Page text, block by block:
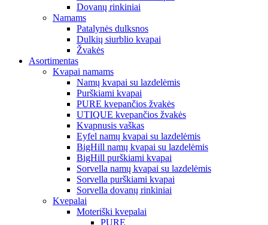
Dovanų rinkiniai
Namams
Patalynės dulksnos
Dulkių siurblio kvapai
Žvakės
Asortimentas
Kvapai namams
Namų kvapai su lazdelėmis
Purškiami kvapai
PURE kvepančios žvakės
UTIQUE kvepančios žvakės
Kvapnusis vaškas
Eyfel namų kvapai su lazdelėmis
BigHill namų kvapai su lazdelėmis
BigHill purškiami kvapai
Sorvella namų kvapai su lazdelėmis
Sorvella purškiami kvapai
Sorvella dovanų rinkiniai
Kvepalai
Moteriški kvepalai
PURE